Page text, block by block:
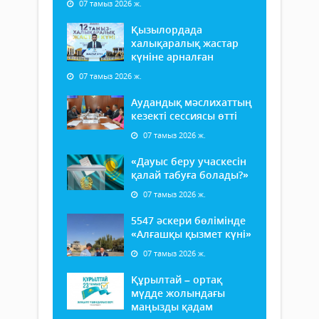
07 тамыз 2026 ж.
Қызылордада
халықаралық жастар
күніне арналған
07 тамыз 2026 ж.
Аудандық мәслихаттың
кезекті сессиясы өтті
07 тамыз 2026 ж.
«Дауыс беру учаскесін
қалай табуға болады?»
07 тамыз 2026 ж.
5547 әскери бөлімінде
«Алғашқы қызмет күні»
07 тамыз 2026 ж.
Құрылтай – ортақ
мүдде жолындағы
маңызды қадам